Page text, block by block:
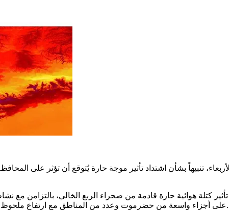
كتلة هوائية حارة قادمة من صحراء الربع الخالي، بالتزامن مع نشاط
على أجزاء واسعة من حضرموت وعدد من المناطق مع ارتفاع ملحوظ في درجات الحرارة خلال ساعات الذروة.